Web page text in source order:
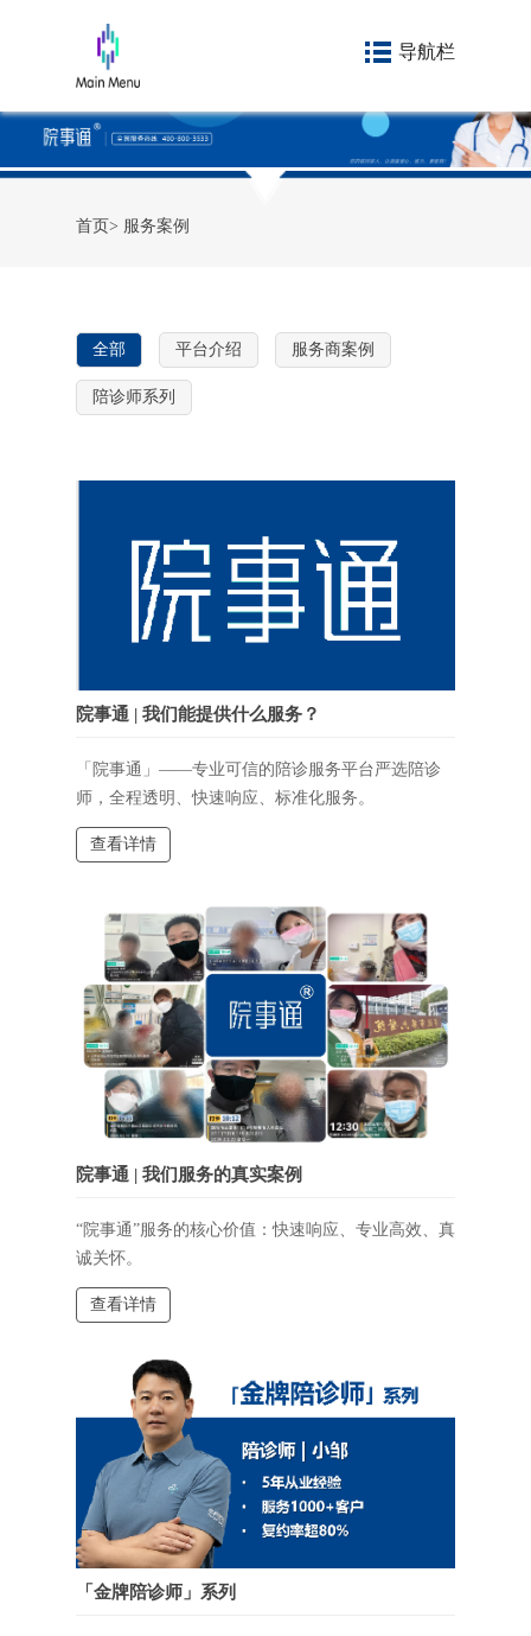
导航栏
首页> 服务案例
全部 平台介绍 服务商案例
陪诊师系列
院事通 | 我们能提供什么服务？
「院事通」——专业可信的陪诊服务平台严选陪诊
师，全程透明、快速响应、标准化服务。
查看详情
院事通 | 我们服务的真实案例
“院事通”服务的核心价值：快速响应、专业高效、真
诚关怀。
查看详情
「金牌陪诊师」系列